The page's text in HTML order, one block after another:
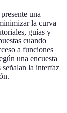
una
la curva
guías y
cuando
a funciones
una encuesta
la interfaz